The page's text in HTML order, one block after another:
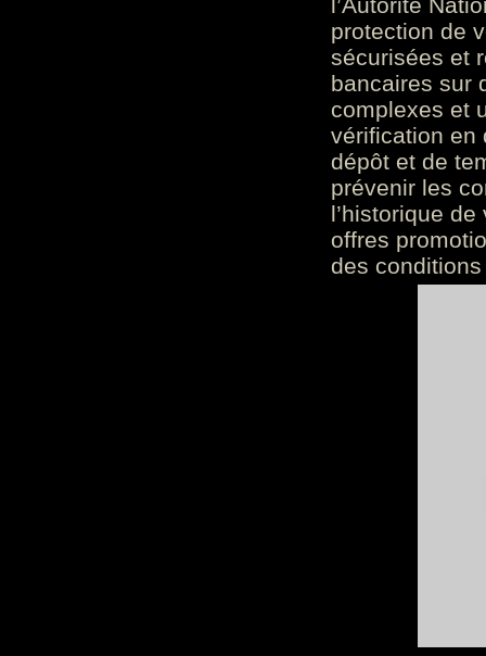
protection de
sécurisées et
bancaires sur
complexes et
vérification en
dépôt et de
prévenir les
l’historique
offres
des